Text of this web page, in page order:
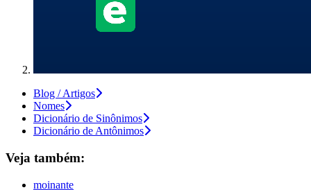
Blog / Artigos
Nomes
Dicionário de Sinônimos
Dicionário de Antônimos
Veja também:
moinante